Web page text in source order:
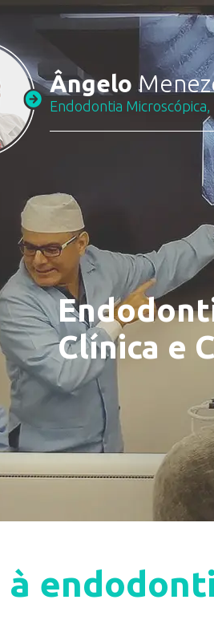
Ângelo
Endodontia Microscópica,
Clínica e
à